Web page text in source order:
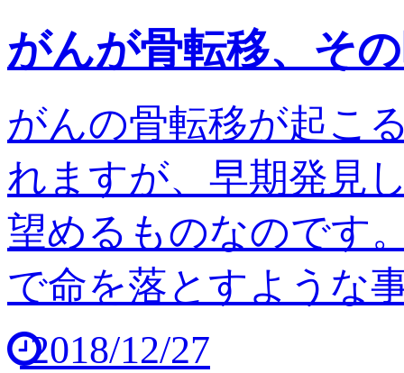
がんが骨転移、そ
がんの骨転移が起こ
れますが、早期発見
望めるものなのです
で命を落とすような
2018/12/27